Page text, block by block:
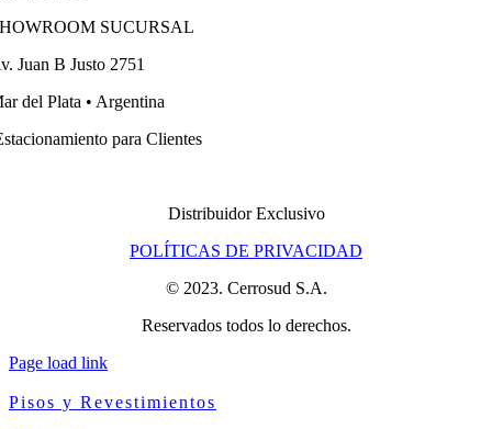
SUCURSAL
Juan B Justo 2751
del Plata • Argentina
para Clientes
Distribuidor Exclusivo
POLÍTICAS DE PRIVACIDAD
© 2023. Cerrosud S.A.
Reservados todos lo derechos.
Page load link
Pisos y Revestimientos